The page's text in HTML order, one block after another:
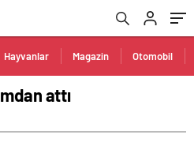
Hayvanlar Magazin Otomobil
attı